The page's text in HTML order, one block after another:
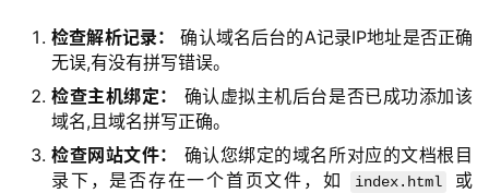
检查解析记录：
确认域名后台的A记录IP地址是否正确
无误,有没有拼写错误。
检查主机绑定：
确认虚拟主机后台是否已成功添加该
域名,且域名拼写正确。
检查网站文件：
确认您绑定的域名所对应的文档根目
录下，是否存在一个首页文件，如
index.html 或